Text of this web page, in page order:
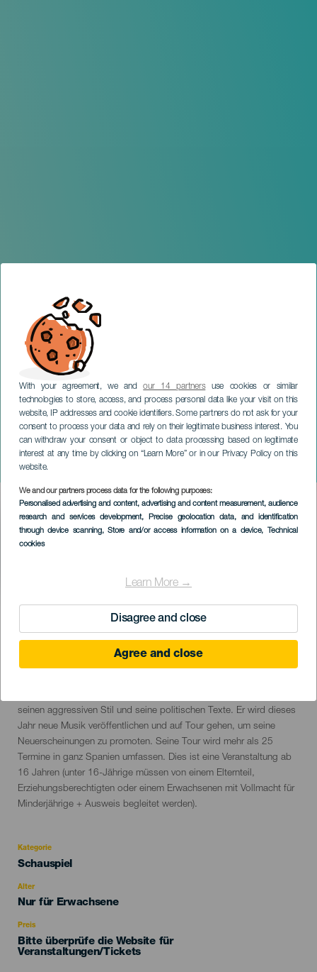
With your agreement, we andour 14 partnersuse cookies or similar
technologies to store, access, and process personal data like your visit on this
website, IP addresses and cookie identifiers. Some partners do not ask for your
consent to process your data and rely on their legitimate business interest. You
can withdraw your consent or object to data processing based on legitimate
interest at any time by clicking on “Learn More” or in our Privacy Policy on this
website.
We and our partners process data for the following purposes:
Personalised advertising and content, advertising and content measurement, audience
research and services development, Precise geolocation data, and identification
through device scanning, Store and/or access information on a device, Technical
cookies
Learn More →
Disagree and close
Agree and close
Hard GZ
TENERIFE
Imagen
Listado
VERGANGENE VERANSTALTUNG
del
evento
seinen aggressiven Stil und seine politischen Texte. Er wird dieses
Jahr neue Musik veröffentlichen und auf Tour gehen, um seine
Neuerscheinungen zu promoten. Seine Tour wird mehr als 25
Termine in ganz Spanien umfassen. Dies ist eine Veranstaltung ab
16 Jahren (unter 16-Jährige müssen von einem Elternteil,
Erziehungsberechtigten oder einem Erwachsenen mit Vollmacht für
Minderjährige + Ausweis begleitet werden).
Kategorie
Categoría
evento
Schauspiel
Alter
Edad
Nur für Erwachsene
Preis
Bitte überprüfe die Website für
Veranstaltungen/Tickets